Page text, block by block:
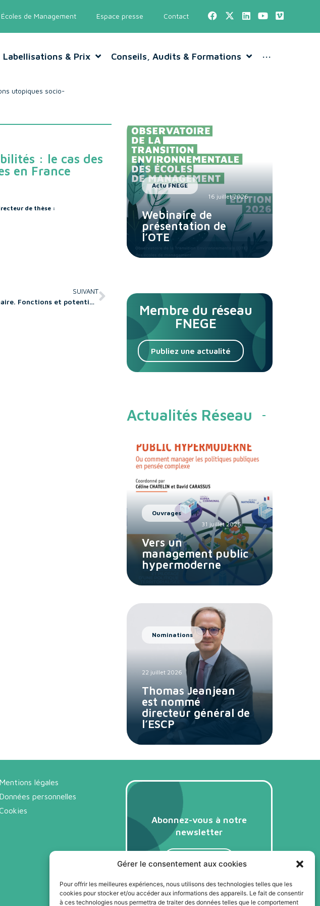
Gérer le consentement aux cookies
Pour offrir les meilleures expériences, nous utilisons des technologies telles que les
cookies pour stocker et/ou accéder aux informations des appareils. Le fait de consentir
à ces technologies nous permettra de traiter des données telles que le comportement
Écoles de Management Espace presse Contact
Labellisations & Prix Conseils, Audits & Formations ···
utopiques socio-
: le cas des
en France
de thèse :
SUIVANT
L’écriture résiliente du gestionnaire. Fonctions et potentialités opératoires.
Actu FNEGE
16 juillet 2026
Webinaire de
présentation de
l’OTE
Membre du réseau
FNEGE
Publiez une actualité
Actualités Réseau
Ouvrages
31 juillet 2026
Vers un
management public
hypermoderne
Nominations
22 juillet 2026
Thomas Jeanjean
est nommé
directeur général de
l’ESCP
Mentions légales
Données personnelles
Abonnez-vous à notre
newsletter
Je m'abonne